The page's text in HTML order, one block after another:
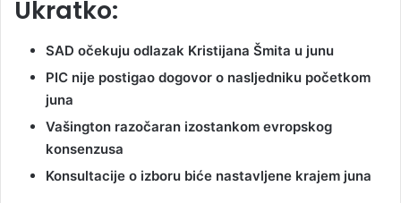
Ukratko:
SAD očekuju odlazak Kristijana Šmita u junu
PIC nije postigao dogovor o nasljedniku početkom
juna
Vašington razočaran izostankom evropskog
konsenzusa
Konsultacije o izboru biće nastavljene krajem juna